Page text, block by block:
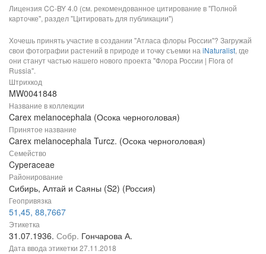
Лицензия CC-BY 4.0 (см. рекомендованное цитирование в "Полной
карточке", раздел "Цитировать для публикации")
Хочешь принять участие в создании "Атласа флоры России"? Загружай
свои фотографии растений в природе и точку съемки наiNaturalist, где
они станут частью нашего нового проекта "Флора России | Flora of
Russia".
Штрихкод
MW0041848
Название в коллекции
Carex melanocephala (Осока черноголовая)
Принятое название
Carex melanocephala Turcz. (Осока черноголовая)
Семейство
Cyperaceae
Районирование
Сибирь, Алтай и Саяны (S2) (Россия)
Геопривязка
51,45, 88,7667
Этикетка
31.07.1936. Собр. Гончарова А.
Дата ввода этикетки 27.11.2018